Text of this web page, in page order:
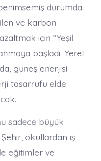
durumda.
ve karbon
azaltmak için “Yeşil
başladı. Yerel
güneş enerjisi
tasarrufu elde
sadece büyük
Şehir, okullardan iş
eğitimler ve